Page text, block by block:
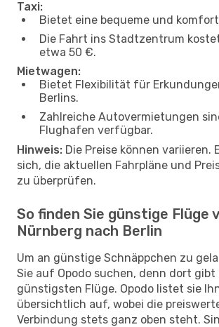
Taxi:
Bietet eine bequeme und
Die Fahrt ins Stadtzentrum
etwa 50 €.
Mietwagen:
Bietet Flexibilität für
Berlins.
Zahlreiche Autovermietungen
Flughafen verfügbar.
Hinweis: Die Preise können variieren.
sich, die aktuellen Fahrpläne und
zu überprüfen.
So finden Sie günstige Flüge
Nürnberg nach Berlin
Um an günstige Schnäppchen zu
Sie auf Opodo suchen, denn dort gibt
günstigsten Flüge. Opodo listet sie
übersichtlich auf, wobei die
Verbindung stets ganz oben steht.